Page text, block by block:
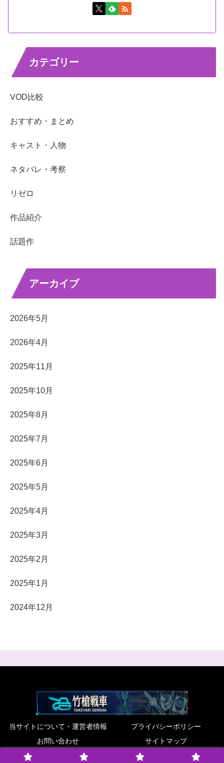
カテゴリー
VOD比較
おすすめ・まとめ
キャスト・人物
ネタバレ・考察
リゼロ
作品紹介
話題作
アーカイブ
2026年5月
2026年4月
2025年11月
2025年10月
2025年8月
2025年7月
2025年6月
2025年5月
2025年4月
2025年3月
2025年2月
2025年1月
2024年12月
当サイトについて・運営者情報
プライバシーポリシー
お問い合わせ
サイトマップ
© 2022 竹槍戦車.